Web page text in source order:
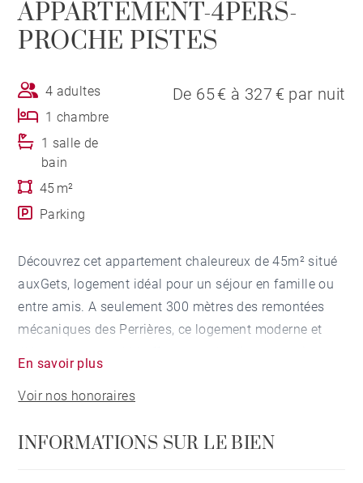
APPARTEMENT-4PERS-
PROCHE PISTES
4 adultes
1 chambre
1 salle de
bain
45 m²
Parking
De 65 € à 327 € par nuit
Découvrez cet appartement chaleureux de 45m² situé
auxGets, logement idéal pour un séjour en famille ou
entre amis. A seulement 300 mètres des remontées
mécaniques des Perrières, ce logement moderne et
confort, avec une cuisine entièrement équipée
En savoir plus
Voir nos honoraires
INFORMATIONS SUR LE BIEN